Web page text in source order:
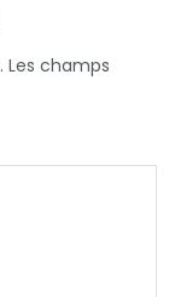
Les champs